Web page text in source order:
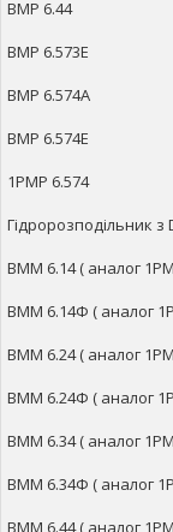
ВМР 6.44
ВМР 6.573Е
ВМР 6.574А
ВМР 6.574Е
1РМР 6.574
Гідророзподільник
ВММ 6.14 ( аналог
ВММ 6.14Ф ( аналог
ВММ 6.24 ( аналог
ВММ 6.24Ф ( аналог
ВММ 6.34 ( аналог
ВММ 6.34Ф ( аналог
ВММ 6.44 ( аналог